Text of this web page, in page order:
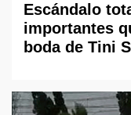
Escándalo
importantes
boda de Tini